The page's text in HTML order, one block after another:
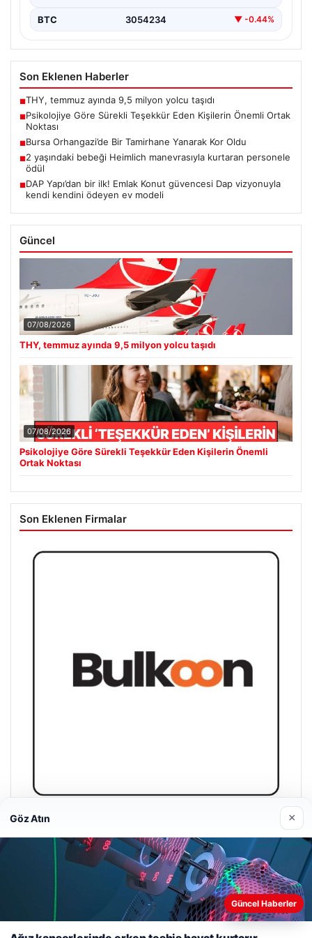
BTC 3054234 ▼ -0.44%
Son Eklenen Haberler
■THY, temmuz ayında 9,5 milyon yolcu taşıdı
■Psikolojiye Göre Sürekli Teşekkür Eden Kişilerin Önemli Ortak
Noktası
■Bursa Orhangazi’de Bir Tamirhane Yanarak Kor Oldu
■2 yaşındaki bebeği Heimlich manevrasıyla kurtaran personele
ödül
■DAP Yapı’dan bir ilk! Emlak Konut güvencesi Dap vizyonuyla
kendi kendini ödeyen ev modeli
Güncel
07/08/2026
THY, temmuz ayında 9,5 milyon yolcu taşıdı
07/08/2026
Psikolojiye Göre Sürekli Teşekkür Eden Kişilerin Önemli
Ortak Noktası
Son Eklenen Firmalar
Bulkoon Toptan Ayakkabı
03/05/2026
Web sitemizi nasıl kullandığınızı daha iyi anlayabilmek,
Göz Atın ×
Güncel Haberler